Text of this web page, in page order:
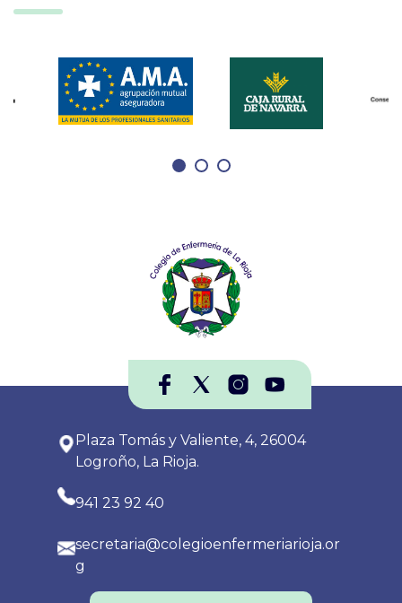
Plaza Tomás y Valiente, 4, 26004
Logroño, La Rioja.
941 23 92 40
secretaria@colegioenfermeriarioja.or
g